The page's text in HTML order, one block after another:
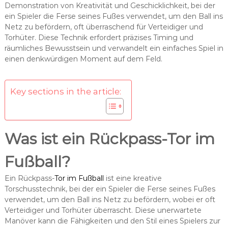
Demonstration von Kreativität und Geschicklichkeit, bei der
ein Spieler die Ferse seines Fußes verwendet, um den Ball ins
Netz zu befördern, oft überraschend für Verteidiger und
Torhüter. Diese Technik erfordert präzises Timing und
räumliches Bewusstsein und verwandelt ein einfaches Spiel in
einen denkwürdigen Moment auf dem Feld.
Key sections in the article:
Was ist ein Rückpass-Tor im
Fußball?
Ein Rückpass-Tor im Fußball ist eine kreative
Torschusstechnik, bei der ein Spieler die Ferse seines Fußes
verwendet, um den Ball ins Netz zu befördern, wobei er oft
Verteidiger und Torhüter überrascht. Diese unerwartete
Manöver kann die Fähigkeiten und den Stil eines Spielers zur